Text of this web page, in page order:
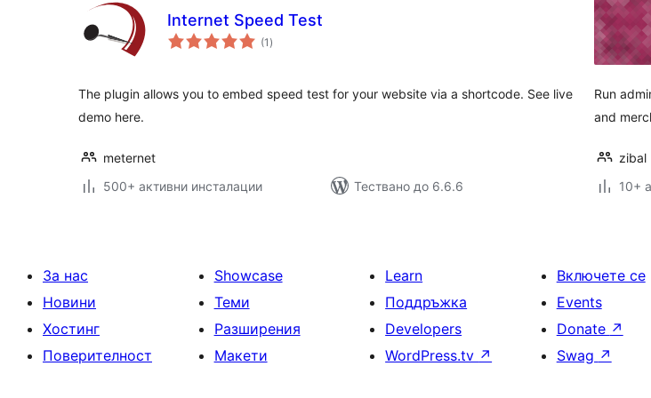
Internet Speed Test
(1 общо
оценки
)
The plugin allows you to embed speed test for your website via a shortcode. See live
demo here.
meternet
500+ активни инсталации
Тествано до 6.6.6
Run
and
zibal
10+
За нас
Новини
Хостинг
Поверителност
Showcase
Теми
Разширения
Макети
Learn
Поддръжка
Developers
WordPress.tv ↗
Включете се
Events
Donate ↗
Swag ↗